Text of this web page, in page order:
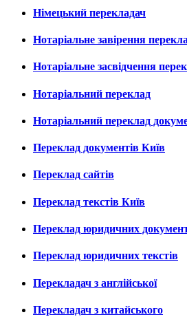
Німецький перекладач
Нотаріальне завірення
Нотаріальне засвідчення
Нотаріальний переклад
Нотаріальний переклад
Переклад документів Київ
Переклад сайтів
Переклад текстів Київ
Переклад юридичних
Переклад юридичних текстів
Перекладач з англійської
Перекладач з китайського